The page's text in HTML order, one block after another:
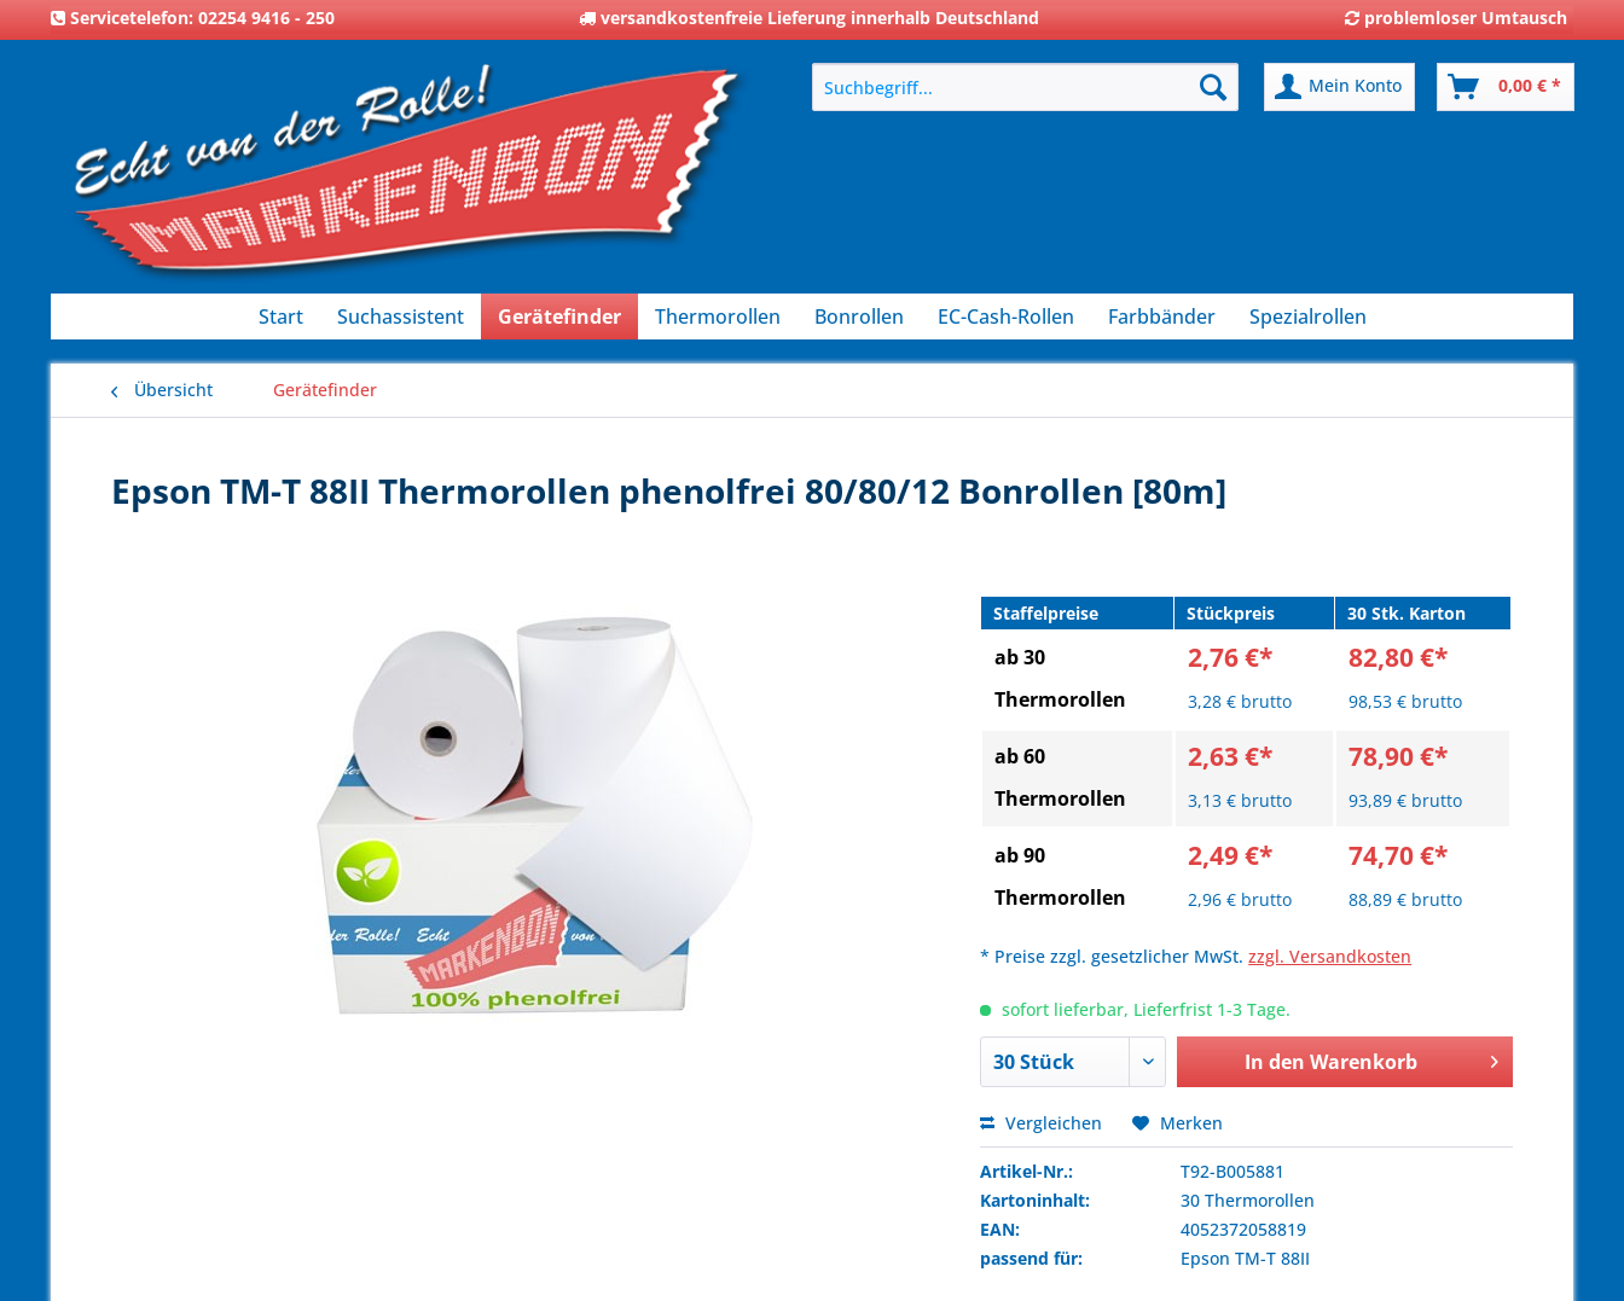
Servicetelefon: 02254 9416 - 250 versandkostenfreie Lieferung innerhalb Deutschland problemloser Umtausch
Mein Konto 0,00 € *
Start Suchassistent Gerätefinder Thermorollen Bonrollen EC-Cash-Rollen Farbbänder Spezialrollen
Übersicht Gerätefinder
Epson TM-T 88II Thermorollen phenolfrei 80/80/12 Bonrollen [80m]
Staffelpreise Stückpreis 30 Stk. Karton
ab 30
Thermorollen
2,76 €*
3,28 € brutto
82,80 €*
98,53 € brutto
ab 60
Thermorollen
2,63 €*
3,13 € brutto
78,90 €*
93,89 € brutto
ab 90
Thermorollen
2,49 €*
2,96 € brutto
74,70 €*
88,89 € brutto
* Preise zzgl. gesetzlicher MwSt.zzgl. Versandkosten
sofort lieferbar, Lieferfrist 1-3 Tage.
In den Warenkorb
Vergleichen Merken
Artikel-Nr.:
T92-B005881
Kartoninhalt:
30 Thermorollen
EAN:
4052372058819
passend für:
Epson TM-T 88II